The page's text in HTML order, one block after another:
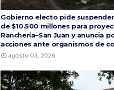
Gobierno electo pide
de $10.500 millones para
Ranchería–San Juan y anuncia
acciones ante organismos de
agosto 03, 2026